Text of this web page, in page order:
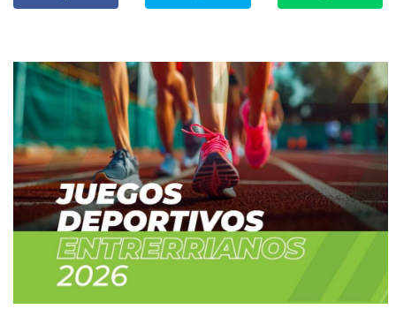
»
Provinciales
Salud
»
Cultura
»
Economía
»
Espectáculos
Internacionales